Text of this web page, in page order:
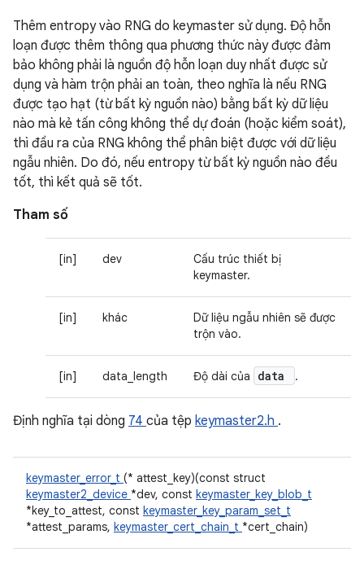
Thêm entropy vào RNG do keymaster sử dụng. Độ hỗn
loạn được thêm thông qua phương thức này được đảm
bảo không phải là nguồn độ hỗn loạn duy nhất được sử
dụng và hàm trộn phải an toàn, theo nghĩa là nếu RNG
được tạo hạt (từ bất kỳ nguồn nào) bằng bất kỳ dữ liệu
nào mà kẻ tấn công không thể dự đoán (hoặc kiểm soát),
thì đầu ra của RNG không thể phân biệt được với dữ liệu
ngẫu nhiên. Do đó, nếu entropy từ bất kỳ nguồn nào đều
tốt, thì kết quả sẽ tốt.
Tham số
[in] dev
Cấu trúc thiết bị
keymaster.
[in] khác
Dữ liệu ngẫu nhiên sẽ được
trộn vào.
[in] data_length Độ dài của data .
Định nghĩa tại dòng 74 của tệp keymaster2.h .
keymaster_error_t (* attest_key)(const struct
keymaster2_device *dev, const keymaster_key_blob_t
*key_to_attest, const keymaster_key_param_set_t
*attest_params, keymaster_cert_chain_t *cert_chain)